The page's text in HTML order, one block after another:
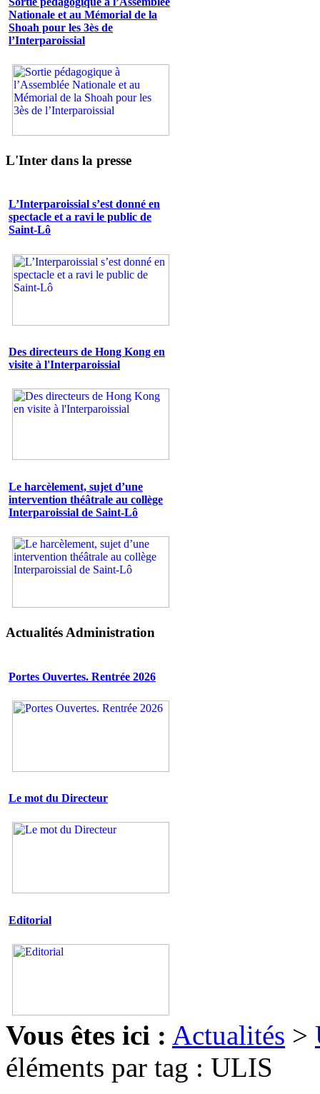
Nationale et au Mémorial de la
Shoah pour les 3ès de
l’Interparoissial
L'Inter dans la presse
L’Interparoissial s’est donné en
spectacle et a ravi le public de
Saint-Lô
Des directeurs de Hong Kong en
visite à l'Interparoissial
Le harcèlement, sujet d’une
intervention théâtrale au collège
Interparoissial de Saint-Lô
Actualités Administration
Portes Ouvertes. Rentrée 2026
Le mot du Directeur
Editorial
Vous êtes ici : Actualités >
éléments par tag : ULIS